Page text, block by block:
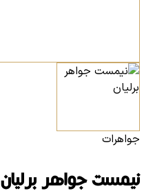
جواهرات
نیمست جواهر برلیان